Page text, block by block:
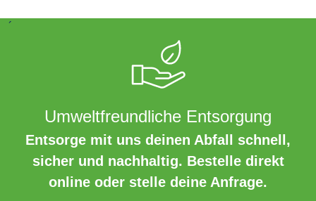
´
Umweltfreundliche Entsorgung
Entsorge mit uns deinen Abfall schnell,
sicher und nachhaltig. Bestelle direkt
online oder stelle deine Anfrage.